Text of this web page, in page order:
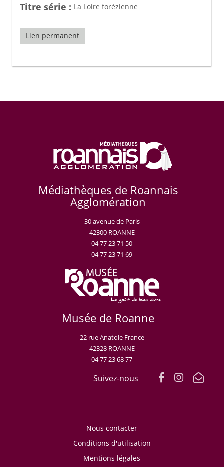
Titre série : La Loire forézienne
Lien permanent
Médiathèques de Roannais
Agglomération
30 avenue de Paris
42300 ROANNE
04 77 23 71 50
04 77 23 71 69
Musée de Roanne
22 rue Anatole France
42328 ROANNE
04 77 23 68 77
Suivez-nous
Nous contacter
Conditions d'utilisation
Mentions légales